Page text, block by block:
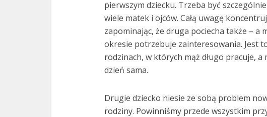
pierwszym dziecku. Trzeba być
wiele matek i ojców. Całą uwagę
zapominając, że druga pociecha także – a
okresie potrzebuje zainteresowania. Jest
rodzinach, w których mąż długo pracuje, a
dzień sama.
Drugie dziecko niesie ze sobą problem
rodziny. Powinniśmy przede wszystkim